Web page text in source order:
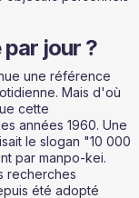
jour ?
une référence
Mais d'où
cette
années 1960. Une
le slogan "10 000
par manpo-kei.
recherches
été adopté